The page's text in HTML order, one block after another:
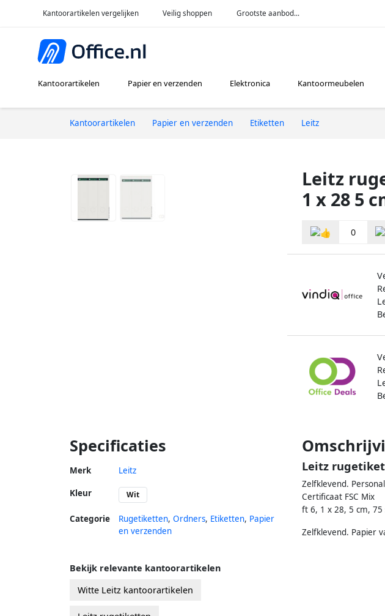
Kantoorartikelen vergelijken Veilig shoppen Grootste aanbod...
Kantoorartikelen Papier en verzenden Elektronica Kantoormeubelen
Kantoorartikelen Papier en verzenden Etiketten Leitz
Leitz
1 x 28 5
0
Specificaties
Merk Leitz
Kleur Wit
Categorie Rugetiketten, Ordners, Etiketten, Papier
en verzenden
Leitz
Zelfklevend.
Certificaat FSC Mix
ft 6, 1 x 28, 5 cm, 75
Zelfklevend. Papier
Bekijk relevante kantoorartikelen
Witte Leitz kantoorartikelen